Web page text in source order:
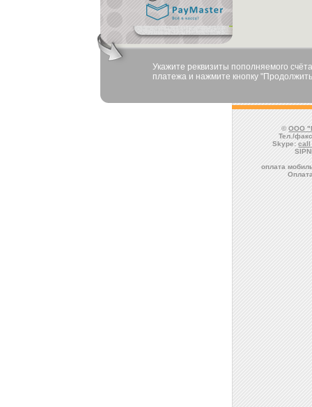
Укажите реквизиты пополняемого
платежа и нажмите кнопку
©ООО
Тел./
Skype:
оплата